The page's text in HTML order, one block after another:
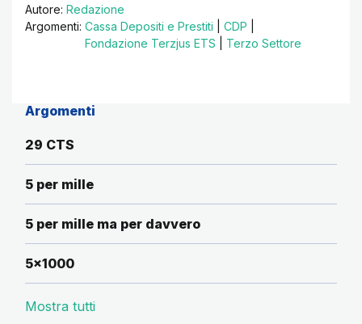
Autore: Redazione
Argomenti: Cassa Depositi e Prestiti CDP
Fondazione Terzjus ETS
Terzo Settore
Argomenti
29 CTS
5 per mille
5 per mille ma per davvero
5x1000
Mostra tutti